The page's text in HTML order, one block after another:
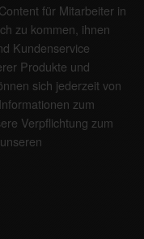
für Mitarbeiter in
zu kommen, ihnen
Kundenservice
Produkte und
sich jederzeit von
zum
Verpflichtung zum